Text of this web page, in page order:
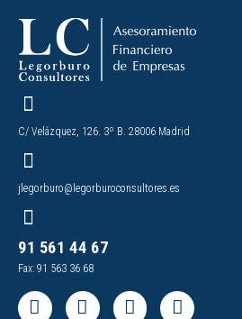
C/ Velázquez, 126. 3º B. 28006 Madrid
jlegorburo@legorburoconsultores.es
91 561 44 67
Fax: 91 563 36 68